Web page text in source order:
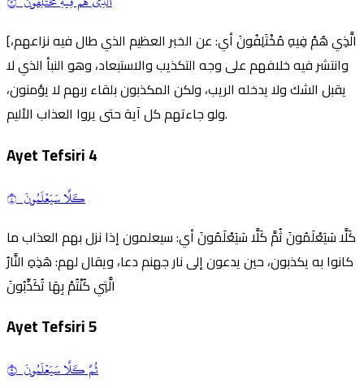
[الَّذِي هُمْ فِيهِ مُخْتَلِفُونَ أي: عن الخبر العظيم الذي طال فيه نزاعهم،
وانتشر فيه خلافهم على وجه التكذيب والاستبعاد، وهو النبأ الذي لا
يقبل الشك ولا يدخله الريب، ولكن المكذبون بلقاء ربهم لا يؤمنون،
ولو جاءتهم كل آية حتى يروا العذاب الأليم.
Ayet Tefsiri4
كـَلَّا سَيَعۡلَمُونَ ٤
كَلَّا سَيَعْلَمُونَ ثُمَّ كَلَّا سَيَعْلَمُونَ أي: سيعلمون إذا نزل بهم العذاب ما
كانوا به يكذبون، حين يدعون إلى نار جهنم دعا، ويقال لهم: هَذِهِ النَّارُ
الَّتِي كُنْتُمْ بِهَا تُكَذِّبُونَ
Ayet Tefsiri5
ثُمَّ كـَلَّا سَيَعۡلَمُونَ ٥